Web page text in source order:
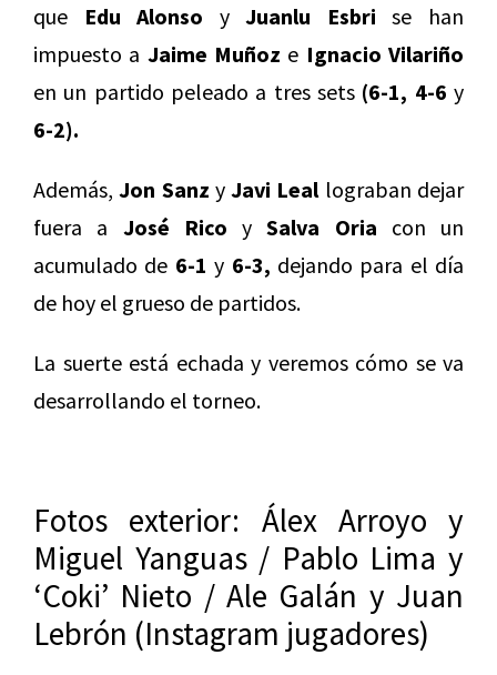
que Edu Alonso yJuanlu Esbri se han
impuesto a Jaime Muñoz e Ignacio Vilariño
en un partido peleado a tres sets (6-1, 4-6 y
6-2).
Además,Jon Sanz yJavi Leal lograban dejar
fuera a José Rico ySalva Oria con un
acumulado de 6-1 y 6-3, dejando para el día
de hoy el grueso de partidos.
La suerte está echada y veremos cómo se va
desarrollando el torneo.
Fotos exterior: Álex Arroyo y
Miguel Yanguas / Pablo Lima y
‘Coki’ Nieto / Ale Galán y Juan
Lebrón (Instagram jugadores)